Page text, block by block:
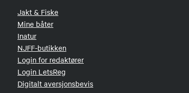
Jakt & Fiske
Mine båter
Inatur
NJFF-butikken
Login for redaktører
Login LetsReg
Digitalt aversjonsbevis